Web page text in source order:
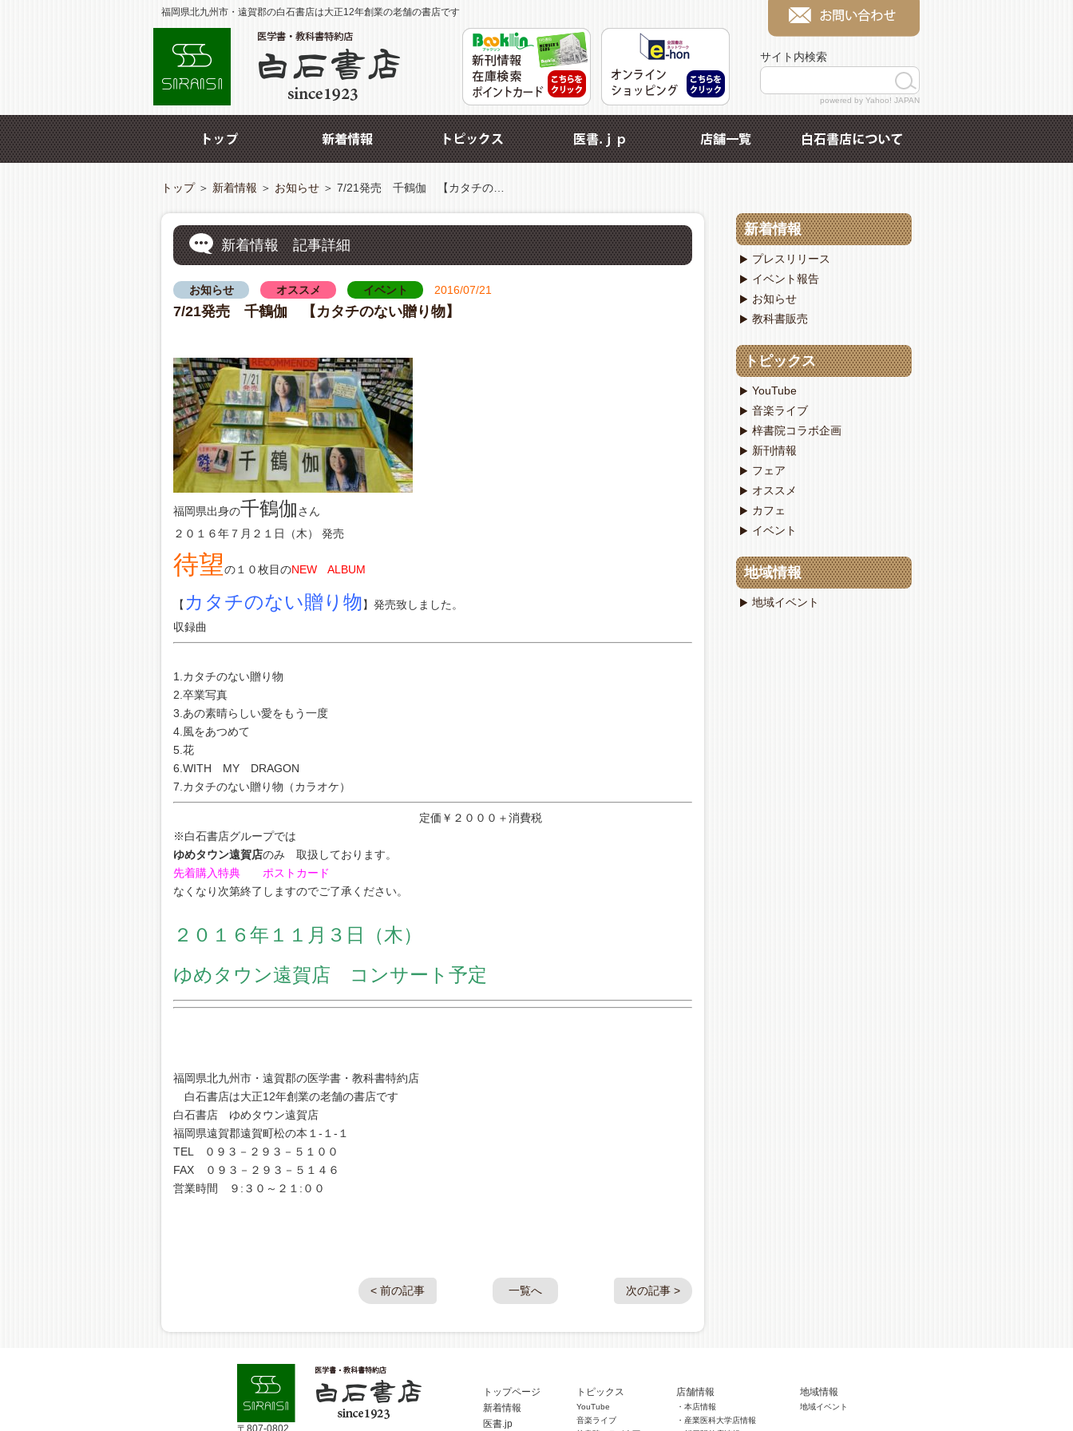
福岡県北九州市・遠賀郡の白石書店は大正12年創業の老舗の書店です
サイト内検索
powered by Yahoo! JAPAN
トップ＞ 新着情報 ＞ お知らせ ＞ 7/21発売 千鶴伽 【カタチの…
新着情報 記事詳細
お知らせ オススメ イベント 2016/07/21
7/21発売 千鶴伽 【カタチのない贈り物】
福岡県出身の千鶴伽さん
２０１６年７月２１日（木） 発売
待望の１０枚目のNEW ALBUM
【 カタチのない贈り物】発売致しました。
収録曲
1.カタチのない贈り物
2.卒業写真
3.あの素晴らしい愛をもう一度
4.風をあつめて
5.花
6.WITH MY DRAGON
7.カタチのない贈り物（カラオケ）
定価￥２０００＋消費税
※白石書店グループでは
ゆめタウン遠賀店のみ 取扱しております。
先着購入特典 ポストカード
なくなり次第終了しますのでご了承ください。
２０１６年１１月３日（木）
ゆめタウン遠賀店 コンサート予定
福岡県北九州市・遠賀郡の医学書・教科書特約店
白石書店は大正12年創業の老舗の書店です
白石書店 ゆめタウン遠賀店
福岡県遠賀郡遠賀町松の本１-１-１
TEL ０９３－２９３－５１００
FAX ０９３－２９３－５１４６
営業時間 ９:３０～２１:００
< 前の記事 一覧へ 次の記事 >
新着情報
プレスリリース
イベント報告
お知らせ
教科書販売
トピックス
YouTube
音楽ライブ
梓書院コラボ企画
新刊情報
フェア
オススメ
カフェ
イベント
地域情報
地域イベント
〒807-0802
トップページ
新着情報
医書.jp
トピックス
YouTube
音楽ライブ
店舗情報
・本店情報
・産業医科大学店情報
地域情報
地域イベント